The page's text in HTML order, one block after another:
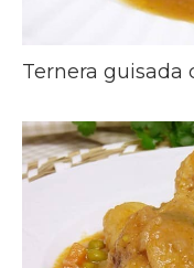
Ternera guisada